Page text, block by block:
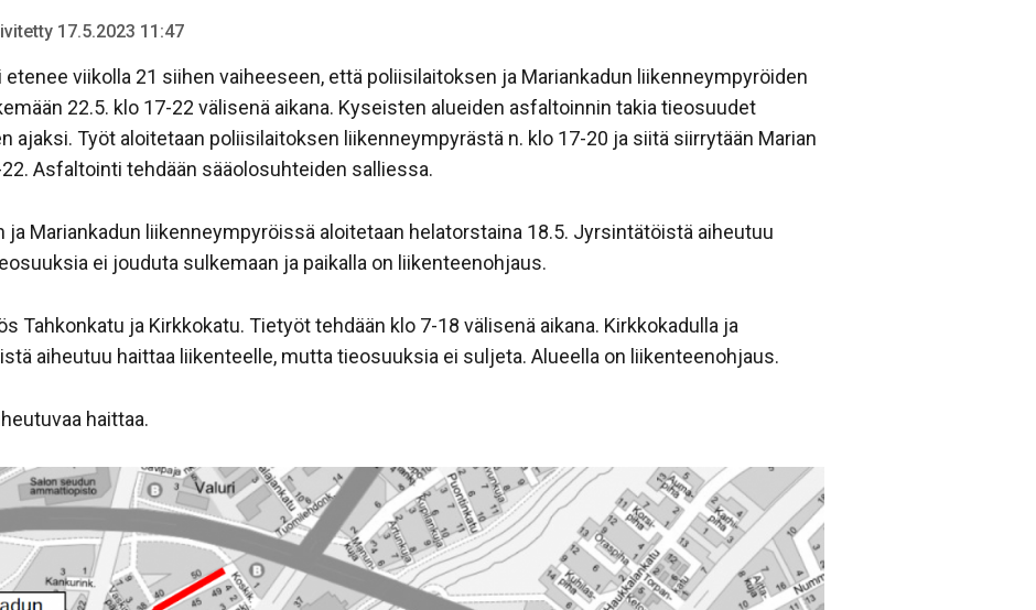
17.5.2023 11:47
viikolla 21 siihen vaiheeseen, että poliisilaitoksen ja Mariankadun liikenneympyröiden
22.5. klo 17-22 välisenä aikana. Kyseisten alueiden asfaltoinnin takia tieosuudet
ajaksi. Työt aloitetaan poliisilaitoksen liikenneympyrästä n. klo 17-20 ja siitä siirrytään Marian
Asfaltointi tehdään sääolosuhteiden salliessa.
Mariankadun liikenneympyröissä aloitetaan helatorstaina 18.5. Jyrsintätöistä aiheutuu
ei jouduta sulkemaan ja paikalla on liikenteenohjaus.
Tahkonkatu ja Kirkkokatu. Tietyöt tehdään klo 7-18 välisenä aikana. Kirkkokadulla ja
aiheutuu haittaa liikenteelle, mutta tieosuuksia ei suljeta. Alueella on liikenteenohjaus.
haittaa.